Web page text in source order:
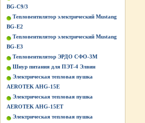
BG-C9/3
Тепловентилятор электрический Mustang
BG-Е2
Тепловентилятор электрический Mustang
BG-Е3
Тепловентилятор ЭРДО СФО-3М
Шнур питания для ПЭТ-4 Элвин
Электрическая тепловая пушка
AEROTEK AHG-15E
Электрическая тепловая пушка
AEROTEK AHG-15ET
Электрическая тепловая пушка